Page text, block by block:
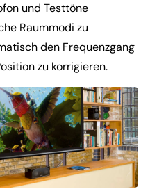
und Testtöne
Raummodi zu
den Frequenzgang
zu korrigieren.